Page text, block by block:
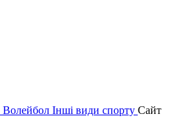
Волейбол Інші види спорту Сайт